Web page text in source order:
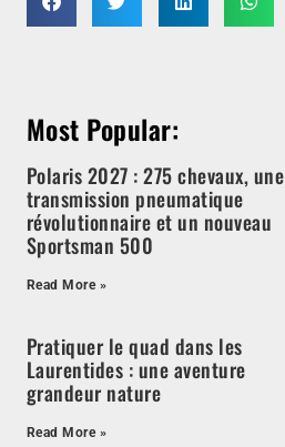
Most Popular:
Polaris 2027 : 275 chevaux, une
transmission pneumatique
révolutionnaire et un nouveau
Sportsman 500
Read More »
Pratiquer le quad dans les
Laurentides : une aventure
grandeur nature
Read More »